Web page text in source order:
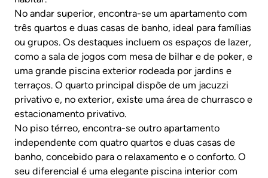
No andar superior, encontra-se um apartamento com
três quartos e duas casas de banho, ideal para famílias
ou grupos. Os destaques incluem os espaços de lazer,
como a sala de jogos com mesa de bilhar e de poker, e
uma grande piscina exterior rodeada por jardins e
terraços. O quarto principal dispõe de um jacuzzi
privativo e, no exterior, existe uma área de churrasco e
estacionamento privativo.
No piso térreo, encontra-se outro apartamento
independente com quatro quartos e duas casas de
banho, concebido para o relaxamento e o conforto. O
seu diferencial é uma elegante piscina interior com